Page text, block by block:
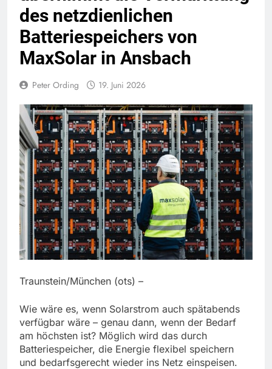
des netzdienlichen
Batteriespeichers von
MaxSolar in Ansbach
Peter Ording 19. Juni 2026
Traunstein/München (ots) –
Wie wäre es, wenn Solarstrom auch spätabends
verfügbar wäre – genau dann, wenn der Bedarf
am höchsten ist? Möglich wird das durch
Batteriespeicher, die Energie flexibel speichern
und bedarfsgerecht wieder ins Netz einspeisen.